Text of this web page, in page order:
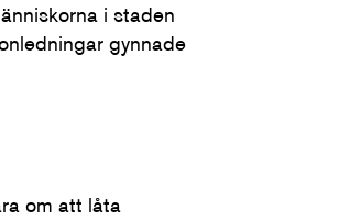
i staden
gynnade
om att låta